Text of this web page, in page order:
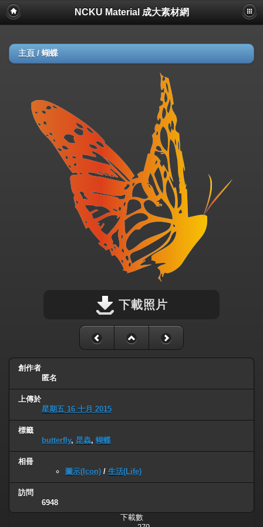
NCKU Material 成大素材網
主頁 / 蝴蝶
下載照片
創作者
匿名
上傳於
星期五 16 十月 2015
標籤
butterfly, 昆蟲, 蝴蝶
相冊
圖示(Icon) / 生活(Life)
訪問
6948
下載數